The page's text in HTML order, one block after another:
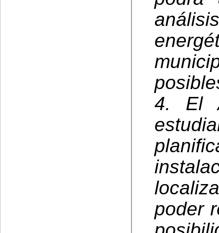
4. El
poder